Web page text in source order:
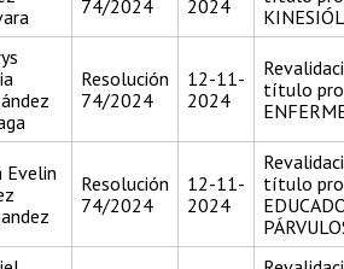
74/2024
2024
Resolución
74/2024
12-11-
2024
título
Evelin
Resolución
74/2024
12-11-
2024
título